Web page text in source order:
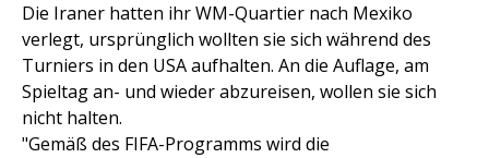
Die Iraner hatten ihr WM-Quartier nach Mexiko
verlegt, ursprünglich wollten sie sich während des
Turniers in den USA aufhalten. An die Auflage, am
Spieltag an- und wieder abzureisen, wollen sie sich
nicht halten.
"Gemäß des FIFA-Programms wird die